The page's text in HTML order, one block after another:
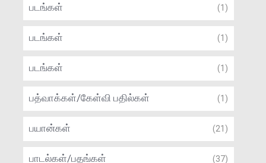
படங்கள் (1)
படங்கள் (1)
படங்கள் (1)
பத்வாக்கள்/கேள்வி பதில்கள் (1)
பயான்கள் (21)
பாடல்கள்/பதங்கள் (37)